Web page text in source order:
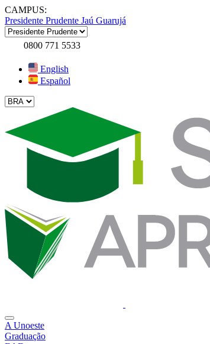
CAMPUS:
Presidente Prudente Jaú Guarujá
0800 771 5533
English
Español
A Unoeste
Graduação